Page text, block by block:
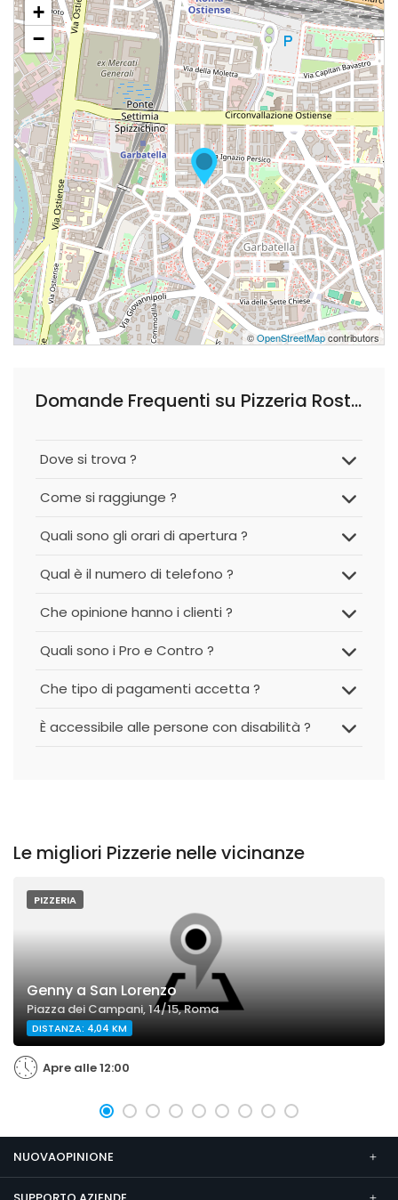
+
−
©OpenStreetMapcontributors
Domande Frequenti su Pizzeria Rosticceria Garbatella Roma
Dove si trova ?
Come si raggiunge ?
Quali sono gli orari di apertura ?
Qual è il numero di telefono ?
Che opinione hanno i clienti ?
Quali sono i Pro e Contro ?
Che tipo di pagamenti accetta ?
È accessibile alle persone con disabilità ?
Le migliori Pizzerie nelle vicinanze
PIZZERIA
Genny a San Lorenzo
Piazza dei Campani, 14/15, Roma
DISTANZA: 4,04 KM
Apre alle 12:00
NUOVAOPINIONE